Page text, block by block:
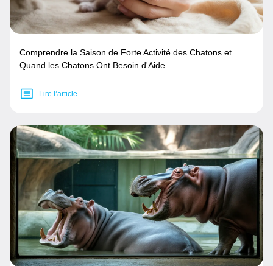
Comprendre la Saison de Forte Activité des Chatons et
Quand les Chatons Ont Besoin d'Aide
Lire l’article